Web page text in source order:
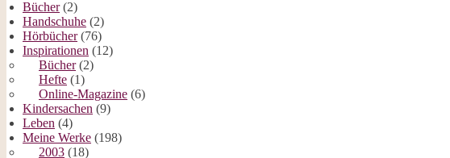
Bücher(2)
Handschuhe (2)
Hörbücher(76)
Inspirationen (12)
Bücher(2)
Hefte (1)
Online-Magazine (6)
Kindersachen (9)
Leben (4)
Meine Werke (198)
2003 (18)